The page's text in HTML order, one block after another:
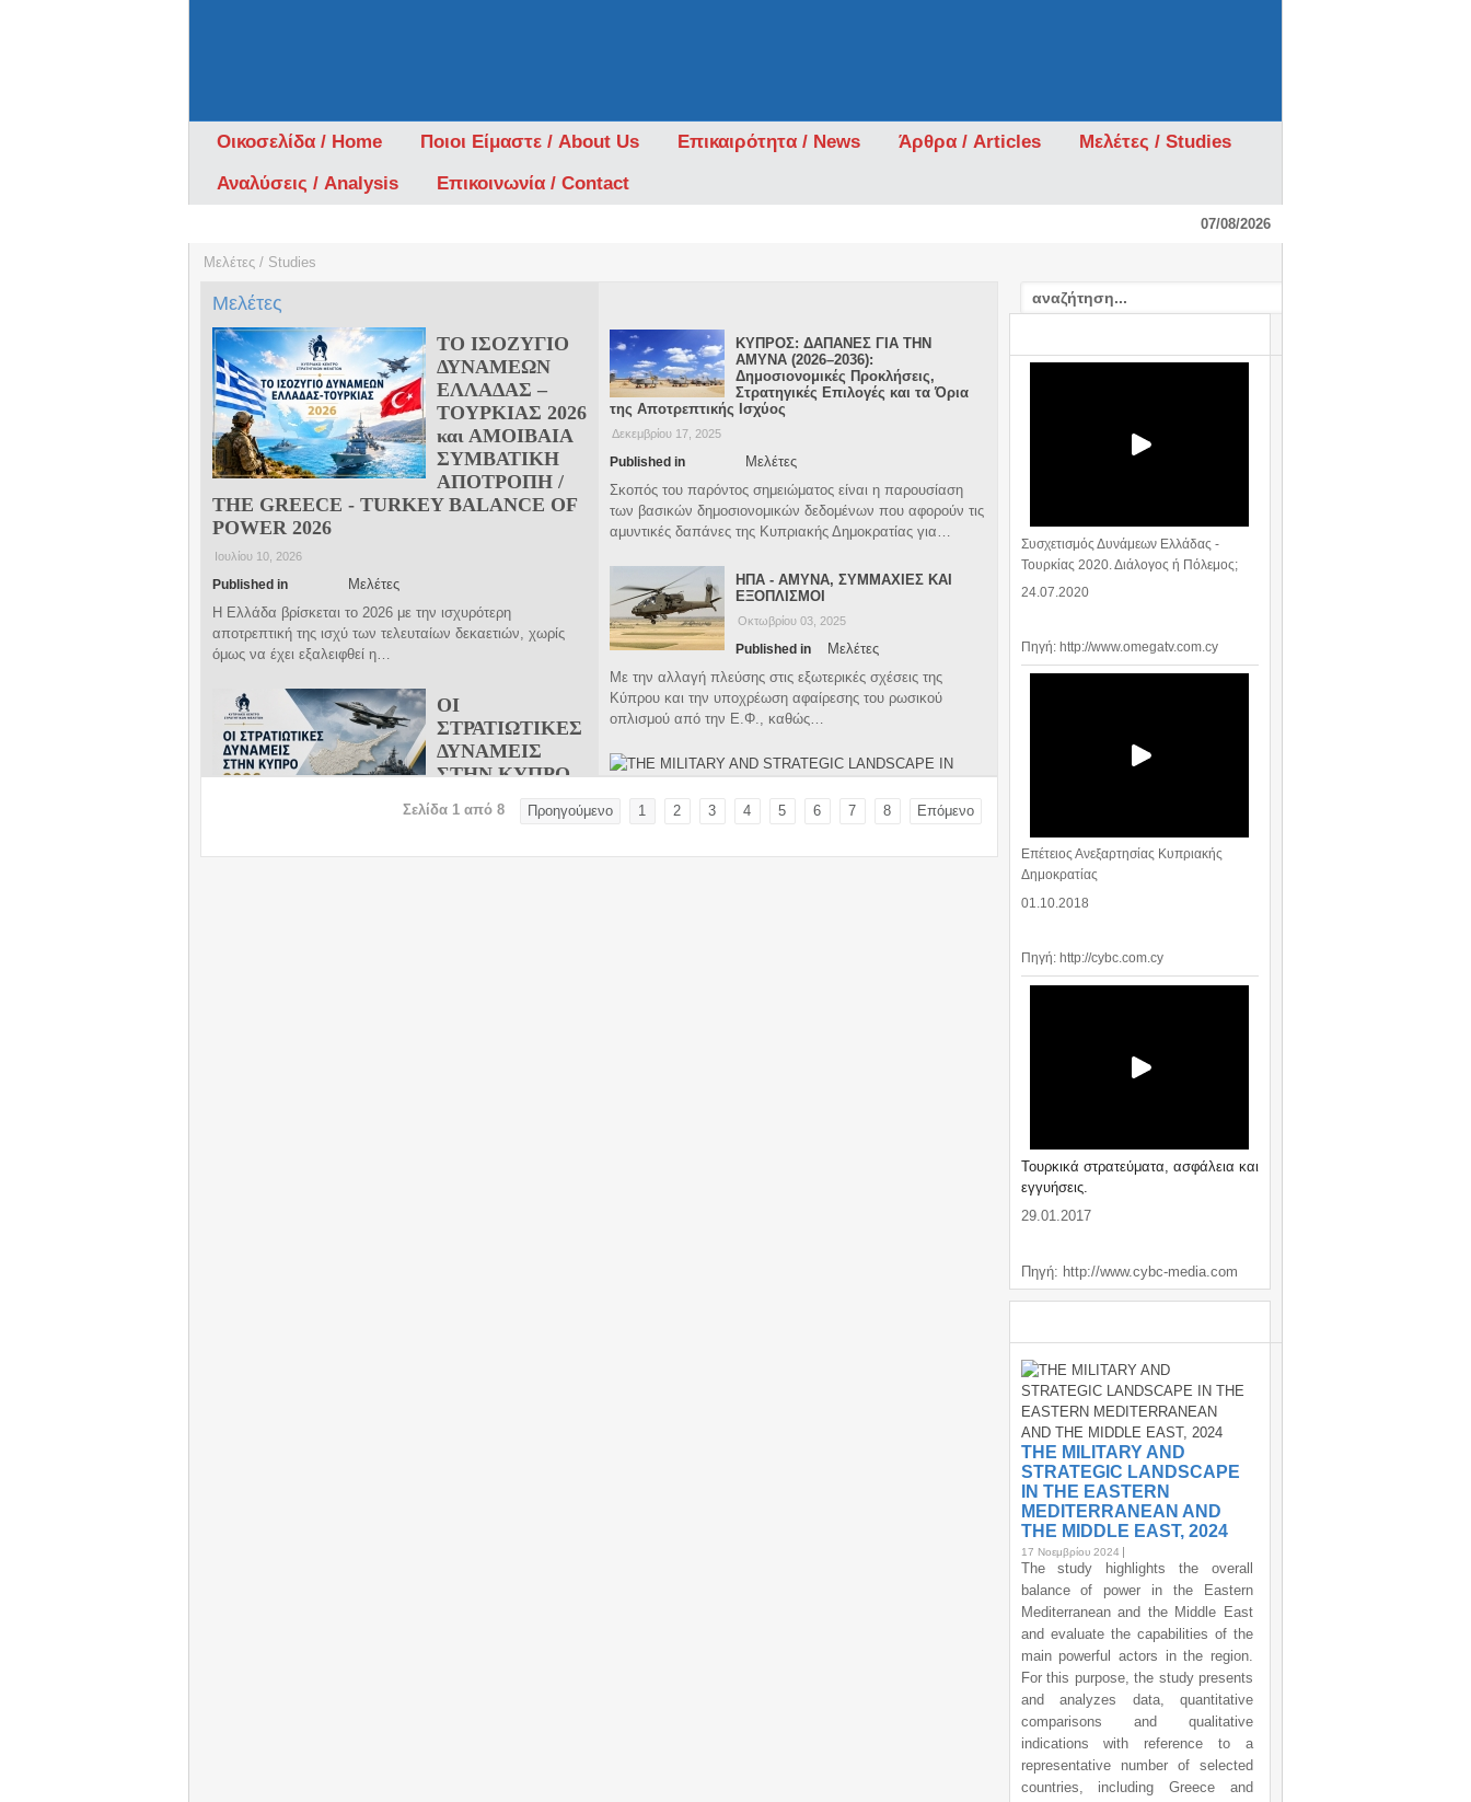
Οικοσελίδα / Home Ποιοι Είμαστε / About Us Επικαιρότητα / News Άρθρα / Articles
Μελέτες / Studies
Αναλύσεις / Analysis
Επικοινωνία / Contact
07/08/2026
Μελέτες / Studies
Μελέτες
ΤΟ ΙΣΟΖΥΓΙΟ
ΔΥΝΑΜΕΩΝ
ΕΛΛΑΔΑΣ –
ΤΟΥΡΚΙΑΣ 2026
και ΑΜΟΙΒΑΙΑ
ΣΥΜΒΑΤΙΚΗ
ΑΠΟΤΡΟΠΗ /
THE GREECE - TURKEY BALANCE OF
POWER 2026
Ιουλίου 10, 2026
Published in
Μελέτες
Η Ελλάδα βρίσκεται το 2026 με την ισχυρότερη
αποτρεπτική της ισχύ των τελευταίων δεκαετιών, χωρίς
όμως να έχει εξαλειφθεί η…
ΟΙ
ΣΤΡΑΤΙΩΤΙΚΕΣ
ΔΥΝΑΜΕΙΣ
ΣΤΗΝ ΚΥΠΡΟ
Published in
Μελέτες
ΚΥΠΡΟΣ: ΔΑΠΑΝΕΣ ΓΙΑ ΤΗΝ
ΑΜΥΝΑ (2026–2036):
Δημοσιονομικές Προκλήσεις,
Στρατηγικές Επιλογές και τα Όρια
της Αποτρεπτικής Ισχύος
Δεκεμβρίου 17, 2025
Published in
Μελέτες
Σκοπός του παρόντος σημειώματος είναι η παρουσίαση
των βασικών δημοσιονομικών δεδομένων που αφορούν τις
αμυντικές δαπάνες της Κυπριακής Δημοκρατίας για…
ΗΠΑ - ΑΜΥΝΑ, ΣΥΜΜΑΧΙΕΣ ΚΑΙ
ΕΞΟΠΛΙΣΜΟΙ
Οκτωβρίου 03, 2025
Published in
Μελέτες
Με την αλλαγή πλεύσης στις εξωτερικές σχέσεις της
Κύπρου και την υποχρέωση αφαίρεσης του ρωσικού
οπλισμού από την Ε.Φ., καθώς…
THE MILITARY AND STRATEGIC LANDSCAPE IN THE
2024
Προηγούμενο 1 2 3 4 5 6 7 8 Επόμενο
Σελίδα 1 από 8
Συσχετισμός Δυνάμεων Ελλάδας -
Τουρκίας 2020. Διάλογος ή Πόλεμος;
24.07.2020
Πηγή: http://www.omegatv.com.cy
Επέτειος Ανεξαρτησίας Κυπριακής
Δημοκρατίας
01.10.2018
Πηγή: http://cybc.com.cy
Τουρκικά στρατεύματα, ασφάλεια και
εγγυήσεις.
29.01.2017
Πηγή: http://www.cybc-media.com
THE MILITARY AND
STRATEGIC LANDSCAPE
IN THE EASTERN
MEDITERRANEAN AND
THE MIDDLE EAST, 2024
17 Νοεμβρίου 2024
The study highlights the overall
balance of power in the Eastern
Mediterranean and the Middle East
and evaluate the capabilities of the
main powerful actors in the region.
For this purpose, the study presents
and analyzes data, quantitative
comparisons and qualitative
indications with reference to a
representative number of selected
countries, including Greece and